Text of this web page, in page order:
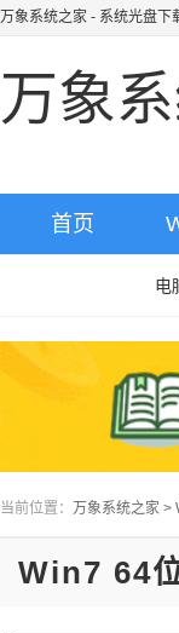
万象系统之家 - 系统光盘下
万象
首页
电
当前位置： 万象系统之家 >
Win7 64